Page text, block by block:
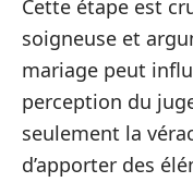
Cette étape est
soigneuse et
mariage peut
perception du
seulement la
d’apporter des